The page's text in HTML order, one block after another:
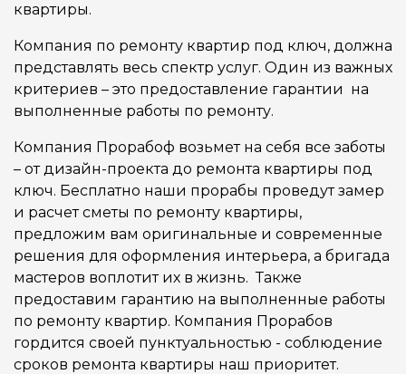
квартиры.
Компания по ремонту квартир под ключ, должна
представлять весь спектр услуг. Один из важных
критериев – это предоставление гарантии на
выполненные работы по ремонту.
Компания Прорабоф возьмет на себя все заботы
– от дизайн-проекта до ремонта квартиры под
ключ. Бесплатно наши прорабы проведут замер
и расчет сметы по ремонту квартиры,
предложим вам оригинальные и современные
решения для оформления интерьера, а бригада
мастеров воплотит их в жизнь. Также
предоставим гарантию на выполненные работы
по ремонту квартир. Компания Прорабов
гордится своей пунктуальностью - соблюдение
сроков ремонта квартиры наш приоритет.